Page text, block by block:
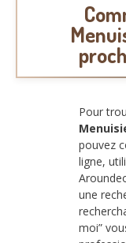
Pour
pouvez
ligne,
une
moi”